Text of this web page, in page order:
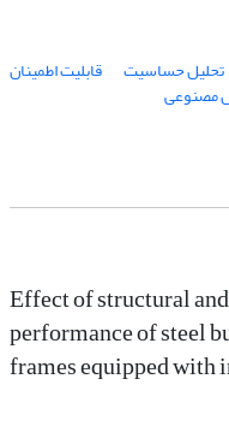
تحلیل حساسیت قابلیت اطمینان
مصنوعی
Effect of structural
performance of steel
frames equipped